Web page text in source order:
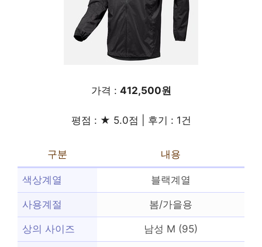
가격 : 412,500원
평점 : ★ 5.0점 | 후기 : 1건
구분 내용
색상계열 블랙계열
사용계절 봄/가을용
상의 사이즈 남성 M (95)